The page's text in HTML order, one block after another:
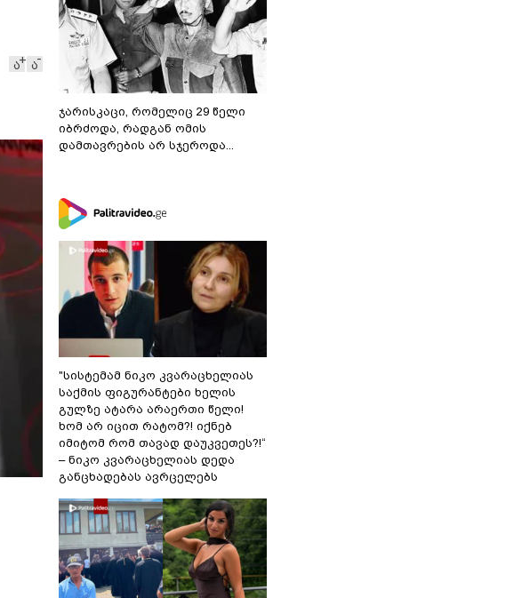
ა ა
ჯარისკაცი, რომელიც 29 წელი
იბრძოდა, რადგან ომის
დამთავრების არ სჯეროდა...
"სისტემამ ნიკო კვარაცხელიას
საქმის ფიგურანტები ხელის
გულზე ატარა არაერთი წელი!
ხომ არ იცით რატომ?! იქნებ
იმიტომ რომ თავად დაუკვეთეს?!“
– ნიკო კვარაცხელიას დედა
განცხადებას ავრცელებს